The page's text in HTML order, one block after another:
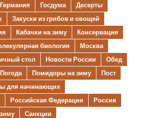
Германия Госдума
Десерты
Закуски из грибов и овощей
Кабачки на зиму
Консервация
биология
Москва
стол Новости России
Обед
Погода Помидоры на зиму
Пост
для начинающих
Российская Федерация
Россия
Санкции